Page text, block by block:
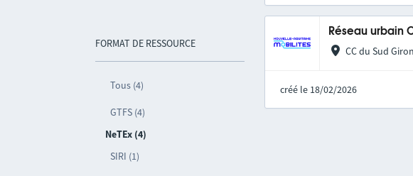
FORMAT DE RESSOURCE
Tous (4)
GTFS (4)
NeTEx (4)
SIRI (1)
Réseau urbain
CC du Sud
créé le 18/02/2026